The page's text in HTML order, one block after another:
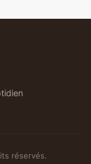
réservés.